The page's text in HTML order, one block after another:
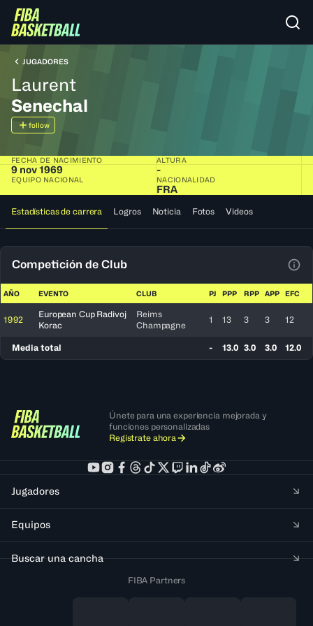
JUGADORES
Laurent
Senechal
follow
FECHA DE NACIMIENTO
9 nov 1969
ALTURA
-
EQUIPO NACIONAL NACIONALIDAD
FRA
Estadísticas de carrera Logros Noticia Fotos Videos
Competición de Club
AÑO EVENTO CLUB PJ PPP RPP APP EFC
1992
European Cup Radivoj
Korac
Reims
Champagne
1 13 3 3 12
Media total - 13.0 3.0 3.0 12.0
Únete para una experiencia mejorada y
funciones personalizadas
Regístrate ahora
Jugadores
Equipos
Buscar una cancha
FIBA Partners